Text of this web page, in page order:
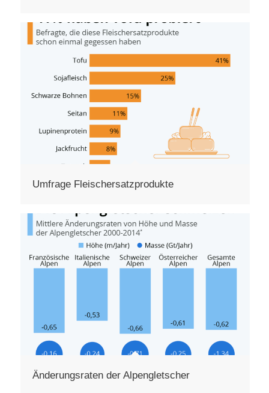
Umfrage Fleischersatzprodukte
Änderungsraten der Alpengletscher